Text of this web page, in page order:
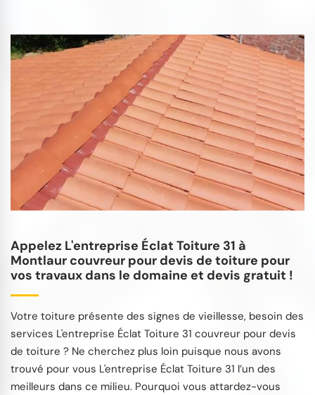
Appelez L'entreprise Éclat Toiture 31 à
Montlaur couvreur pour devis de toiture pour
vos travaux dans le domaine et devis gratuit !
Votre toiture présente des signes de vieillesse, besoin des
services L'entreprise Éclat Toiture 31 couvreur pour devis
de toiture ? Ne cherchez plus loin puisque nous avons
trouvé pour vous L'entreprise Éclat Toiture 31 l’un des
meilleurs dans ce milieu. Pourquoi vous attardez-vous